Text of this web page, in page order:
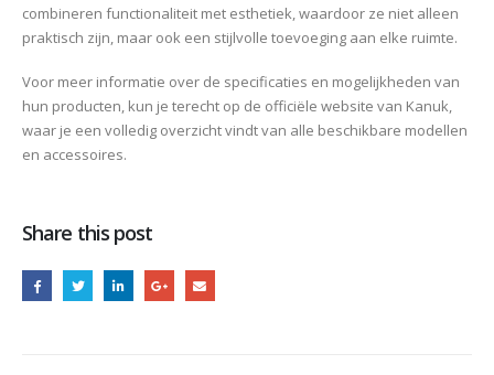
combineren functionaliteit met esthetiek, waardoor ze niet alleen
praktisch zijn, maar ook een stijlvolle toevoeging aan elke ruimte.
Voor meer informatie over de specificaties en mogelijkheden van
hun producten, kun je terecht op de officiële website van Kanuk,
waar je een volledig overzicht vindt van alle beschikbare modellen
en accessoires.
Share this post